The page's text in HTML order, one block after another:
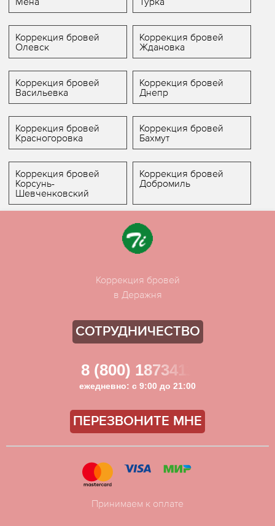
Коррекция бровей
Олевск
Коррекция бровей
Ждановка
Коррекция бровей
Васильевка
Коррекция бровей
Днепр
Коррекция бровей
Красногоровка
Коррекция бровей
Бахмут
Коррекция бровей
Корсунь-
Шевченковский
Коррекция бровей
Добромиль
Коррекция бровей
в Деражня
СОТРУДНИЧЕСТВО
8 (800) 1873411
ежедневно: с 9:00 до 21:00
ПЕРЕЗВОНИТЕ МНЕ
Принимаем к оплате